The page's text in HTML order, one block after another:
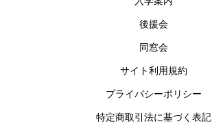
後援会
同窓会
サイト利用規約
プライバシーポリシー
特定商取引法に基づく表記